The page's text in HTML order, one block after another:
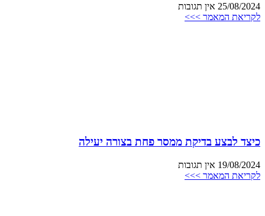
25/08/2024 אין תגובות
לקריאת המאמר >>>
כיצד לבצע בדיקת ממסר פחת בצורה יעילה
19/08/2024 אין תגובות
לקריאת המאמר >>>